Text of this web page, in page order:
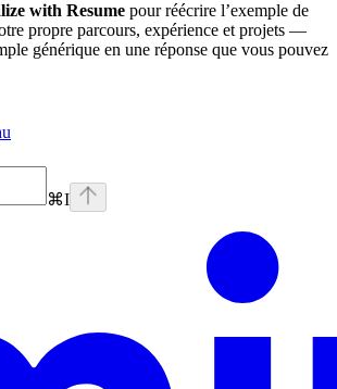
with Resume pour réécrire l’exemple de
propre parcours, expérience et projets —
générique en une réponse que vous pouvez
⌘I